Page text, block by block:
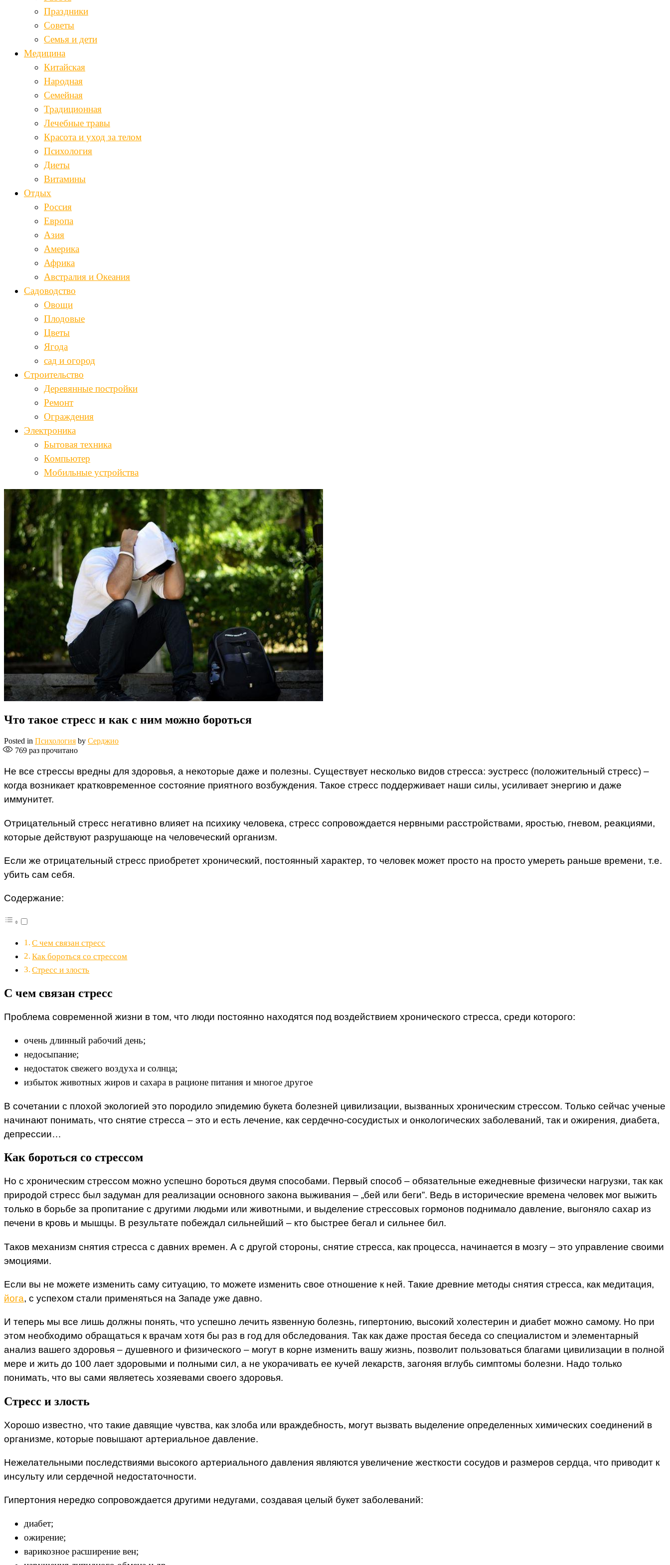
Праздники
Советы
Семья и дети
Медицина
Китайская
Народная
Семейная
Традиционная
Лечебные травы
Красота и уход за телом
Психология
Диеты
Витамины
Отдых
Россия
Европа
Азия
Америка
Африка
Австралия и Океания
Садоводство
Овощи
Плодовые
Цветы
Ягода
сад и огород
Строительство
Деревянные постройки
Ремонт
Ограждения
Электроника
Бытовая техника
Компьютер
Мобильные устройства
Что такое стресс и как с ним можно бороться
Posted in Психология by Серджио
769 раз прочитано
Не все стрессы вредны для здоровья, а некоторые даже и полезны. Существует несколько видов стресса: эустресс (положительный стресс) –
когда возникает кратковременное состояние приятного возбуждения. Такое стресс поддерживает наши силы, усиливает энергию и даже
иммунитет.
Отрицательный стресс негативно влияет на психику человека, стресс сопровождается нервными расстройствами, яростью, гневом, реакциями,
которые действуют разрушающе на человеческий организм.
Если же отрицательный стресс приобретет хронический, постоянный характер, то человек может просто на просто умереть раньше времени, т.е.
убить сам себя.
Содержание:
С чем связан стресс
Как бороться со стрессом
Стресс и злость
С чем связан стресс
Проблема современной жизни в том, что люди постоянно находятся под воздействием хронического стресса, среди которого:
очень длинный рабочий день;
недосыпание;
недостаток свежего воздуха и солнца;
избыток животных жиров и сахара в рационе питания и многое другое
В сочетании с плохой экологией это породило эпидемию букета болезней цивилизации, вызванных хроническим стрессом. Только сейчас ученые
начинают понимать, что снятие стресса – это и есть лечение, как сердечно-сосудистых и онкологических заболеваний, так и ожирения, диабета,
депрессии…
Как бороться со стрессом
Но с хроническим стрессом можно успешно бороться двумя способами. Первый способ – обязательные ежедневные физически нагрузки, так как
природой стресс был задуман для реализации основного закона выживания – „бей или беги”. Ведь в исторические времена человек мог выжить
только в борьбе за пропитание с другими людьми или животными, и выделение стрессовых гормонов поднимало давление, выгоняло сахар из
печени в кровь и мышцы. В результате побеждал сильнейший – кто быстрее бегал и сильнее бил.
Таков механизм снятия стресса с давних времен. А с другой стороны, снятие стресса, как процесса, начинается в мозгу – это управление своими
эмоциями.
Если вы не можете изменить саму ситуацию, то можете изменить свое отношение к ней. Такие древние методы снятия стресса, как медитация,
йога, с успехом стали применяться на Западе уже давно.
И теперь мы все лишь должны понять, что успешно лечить язвенную болезнь, гипертонию, высокий холестерин и диабет можно самому. Но при
этом необходимо обращаться к врачам хотя бы раз в год для обследования. Так как даже простая беседа со специалистом и элементарный
анализ вашего здоровья – душевного и физического – могут в корне изменить вашу жизнь, позволит пользоваться благами цивилизации в полной
мере и жить до 100 лает здоровыми и полными сил, а не укорачивать ее кучей лекарств, загоняя вглубь симптомы болезни. Надо только
понимать, что вы сами являетесь хозяевами своего здоровья.
Стресс и злость
Хорошо известно, что такие давящие чувства, как злоба или враждебность, могут вызвать выделение определенных химических соединений в
организме, которые повышают артериальное давление.
Нежелательными последствиями высокого артериального давления являются увеличение жесткости сосудов и размеров сердца, что приводит к
инсульту или сердечной недостаточности.
Гипертония нередко сопровождается другими недугами, создавая целый букет заболеваний:
диабет;
ожирение;
варикозное расширение вен;